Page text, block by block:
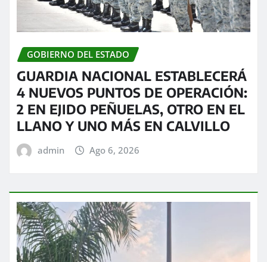
GOBIERNO DEL ESTADO
GUARDIA NACIONAL ESTABLECERÁ
4 NUEVOS PUNTOS DE OPERACIÓN:
2 EN EJIDO PEÑUELAS, OTRO EN EL
LLANO Y UNO MÁS EN CALVILLO
admin Ago 6, 2026